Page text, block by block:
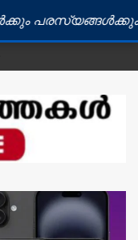
പരസ്യങ്ങൾക്കും